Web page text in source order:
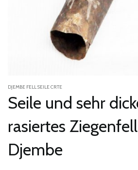
DJEMBE FELL SEILE CRTE
Seile und sehr
rasiertes
Djembe